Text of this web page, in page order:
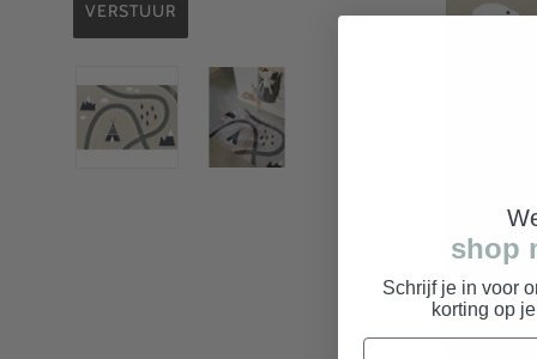
shop
Schrijf je in voor
korting op